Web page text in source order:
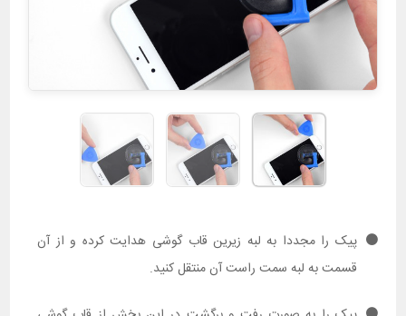
پیک را مجددا به لبه زیرین قاب گوشی هدایت کرده و از آن
قسمت به لبه سمت راست آن منتقل کنید.